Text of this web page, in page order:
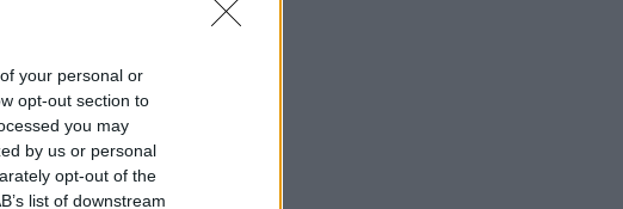
your personal or
opt-out section to
you may
by us or personal
opt-out of the
list of downstream
ole kuitenkaan
hotellihuone tai
muistomerkki ja
on Teneriffan